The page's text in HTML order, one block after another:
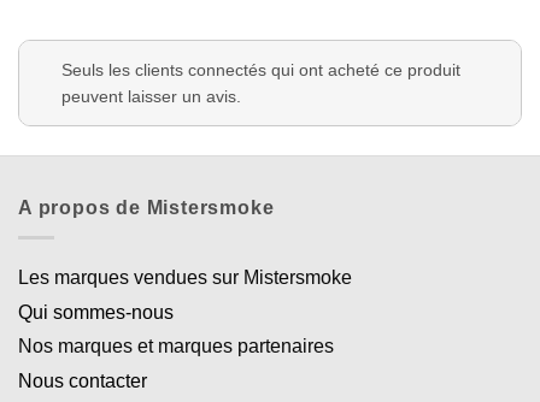
Seuls les clients connectés qui ont acheté ce produit
peuvent laisser un avis.
A propos de Mistersmoke
Les marques vendues sur Mistersmoke
Qui sommes-nous
Nos marques et marques partenaires
Nous contacter